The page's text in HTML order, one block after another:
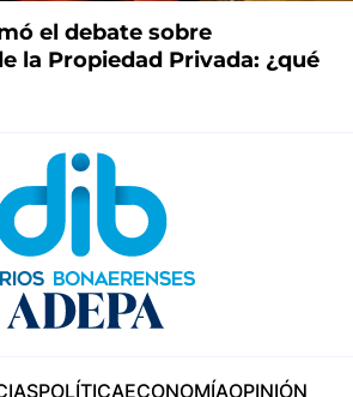
el debate sobre
la Propiedad Privada: ¿qué
POLÍTICAECONOMÍAOPINIÓN